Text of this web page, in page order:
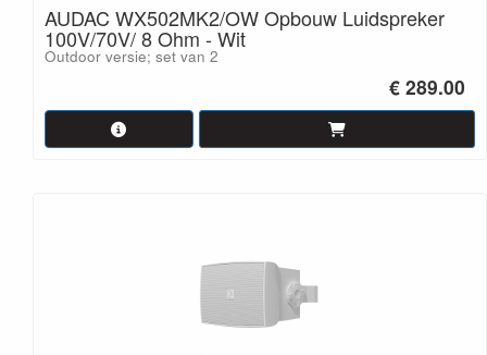
AUDAC WX502MK2/OW Opbouw Luidspreker
100V/70V/ 8 Ohm - Wit
Outdoor versie; set van 2
€ 289.00